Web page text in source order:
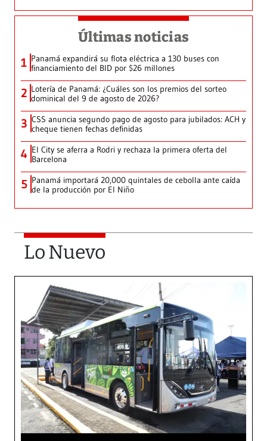
Últimas noticias
1 Panamá expandirá su flota eléctrica a 130 buses con
financiamiento del BID por $26 millones
2 Lotería de Panamá: ¿Cuáles son los premios del sorteo
dominical del 9 de agosto de 2026?
3 CSS anuncia segundo pago de agosto para jubilados: ACH y
cheque tienen fechas definidas
4 El City se aferra a Rodri y rechaza la primera oferta del
Barcelona
5 Panamá importará 20,000 quintales de cebolla ante caída
de la producción por El Niño
Lo Nuevo